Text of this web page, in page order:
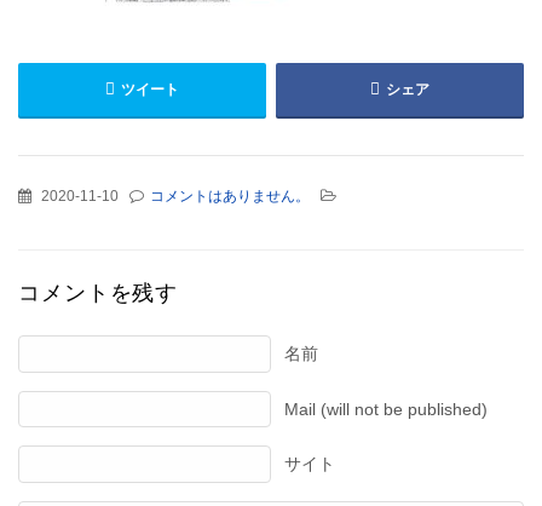
ツイート シェア
2020-11-10 コメントはありません。
コメントを残す
名前
Mail (will not be published)
サイト